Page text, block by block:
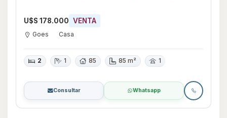
U$S 178.000 VENTA
Goes Casa
2 1 85 85 m² 1
Consultar Whatsapp